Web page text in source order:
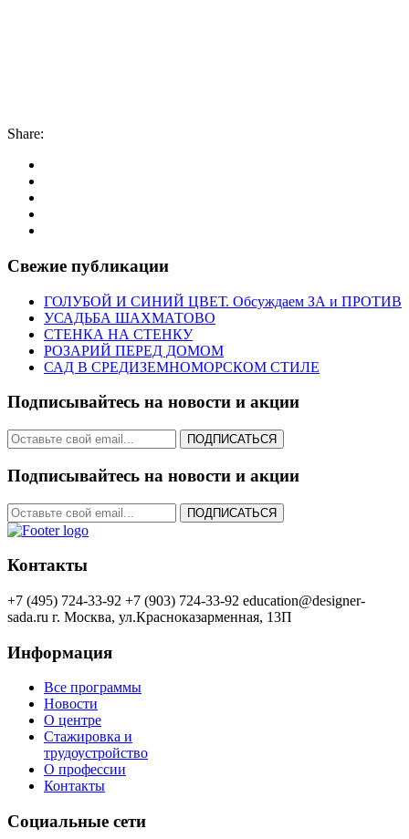
Share:
Свежие публикации
ГОЛУБОЙ И СИНИЙ ЦВЕТ. Обсуждаем ЗА и ПРОТИВ
УСАДЬБА ШАХМАТОВО
СТЕНКА НА СТЕНКУ
РОЗАРИЙ ПЕРЕД ДОМОМ
САД В СРЕДИЗЕМНОМОРСКОМ СТИЛЕ
Подписывайтесь на новости и акции
ПОДПИСАТЬСЯ
Подписывайтесь на новости и акции
ПОДПИСАТЬСЯ
Контакты
+7 (495) 724-33-92 +7 (903) 724-33-92 education@designer-
sada.ru г. Москва, ул.Красноказарменная, 13П
Информация
Все программы
Новости
О центре
Стажировка и
трудоустройство
О профессии
Контакты
Социальные сети